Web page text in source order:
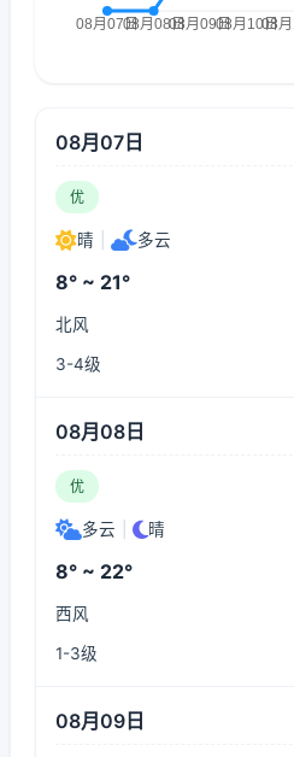
08月07日
优
晴 多云
8° ~ 21°
北风
3-4级
08月08日
优
多云 晴
8° ~ 22°
西风
1-3级
08月09日